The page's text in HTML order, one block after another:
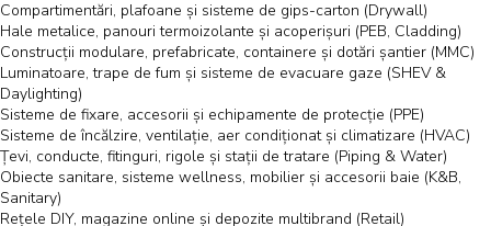
Compartimentări, plafoane și sisteme de gips-carton (Drywall)
Hale metalice, panouri termoizolante și acoperișuri (PEB, Cladding)
Construcții modulare, prefabricate, containere și dotări șantier (MMC)
Luminatoare, trape de fum și sisteme de evacuare gaze (SHEV &
Daylighting)
Sisteme de fixare, accesorii și echipamente de protecție (PPE)
Sisteme de încălzire, ventilație, aer condiționat și climatizare (HVAC)
Țevi, conducte, fitinguri, rigole și stații de tratare (Piping & Water)
Obiecte sanitare, sisteme wellness, mobilier și accesorii baie (K&B,
Sanitary)
Rețele DIY, magazine online și depozite multibrand (Retail)